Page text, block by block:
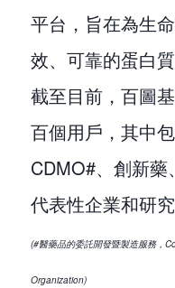
平台，旨在為生
效、可靠的蛋白
截至目前，百圖
百個用戶，其中
CDMO#、創新
代表性企業和研究
(#醫藥品的委託開發暨製造服務，
Organization)